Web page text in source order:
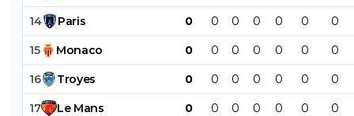
14 Paris 0 0 0 0 0 0 0
15 Monaco 0 0 0 0 0 0 0
16 Troyes 0 0 0 0 0 0 0
17 Le Mans 0 0 0 0 0 0 0